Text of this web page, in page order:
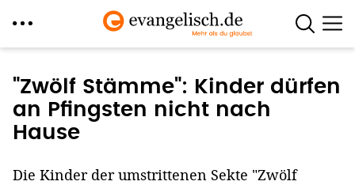
zum
Inhalt
"Zwölf Stämme": Kinder dürfen
an Pfingsten nicht nach
Hause
Die Kinder der umstrittenen Sekte "Zwölf